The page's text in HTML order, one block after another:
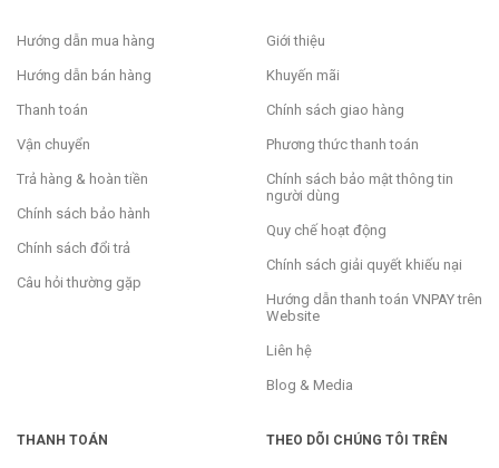
Hướng dẫn mua hàng
Hướng dẫn bán hàng
Thanh toán
Vận chuyển
Trả hàng & hoàn tiền
Chính sách bảo hành
Chính sách đổi trả
Câu hỏi thường gặp
Giới thiệu
Khuyến mãi
Chính sách giao hàng
Phương thức thanh toán
Chính sách bảo mật thông tin
người dùng
Quy chế hoạt động
Chính sách giải quyết khiếu nại
Hướng dẫn thanh toán VNPAY trên
Website
Liên hệ
Blog & Media
THANH TOÁN THEO DÕI CHÚNG TÔI TRÊN